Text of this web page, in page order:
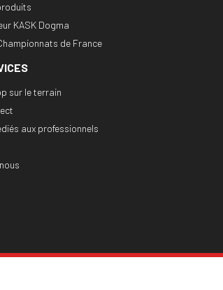
KASK Dogma
de France
sur le terrain
aux professionnels